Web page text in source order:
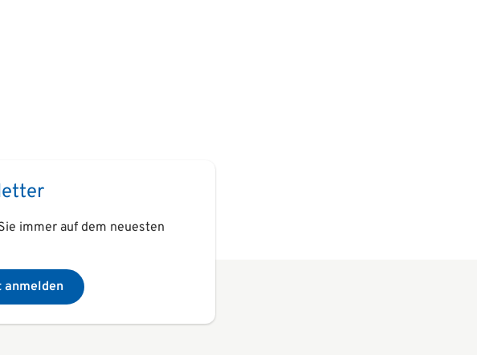
immer auf dem neuesten
anmelden